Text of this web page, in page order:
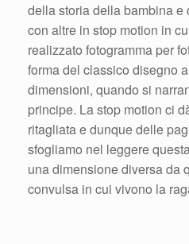
della storia della bambina e
con altre in stop motion in
realizzato fotogramma per
forma del classico disegno
dimensioni, quando si
principe. La stop motion ci
ritagliata e dunque delle
sfogliamo nel leggere
una dimensione diversa da
convulsa in cui vivono la